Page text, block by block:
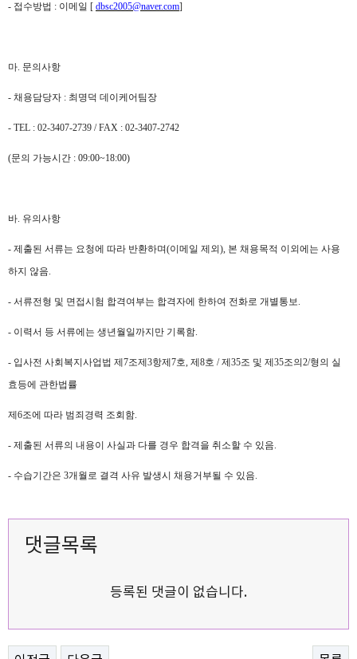
- 접수방법 : 이메일 [ dbsc2005@naver.com]
마. 문의사항
- 채용담당자 : 최명덕 데이케어팀장
- ​TEL : 02-3407-2739 / FAX : 02-3407-2742
(문의 가능시간 : 09:00~18:00)
바. 유의사항
- 제출된 서류는 요청에 따라 반환하며(이메일 제외), 본 채용목적 이외에는 사용
하지 않음.
- 서류전형 및 면접시험 합격여부는 합격자에 한하여 전화로 개별통보.
- 이력서 등 서류에는 생년월일까지만 기록함.
- 입사전 사회복지사업법 제7조제3항제7호, 제8호 / 제35조 및 제35조의2/형의 실
효등에 관한법률
제6조에 따라 범죄경력 조회함.
- 제출된 서류의 내용이 사실과 다를 경우 합격을 취소할 수 있음.
- 수습기간은 3개월로 결격 사유 발생시 채용거부될 수 있음.
댓글목록
등록된 댓글이 없습니다.